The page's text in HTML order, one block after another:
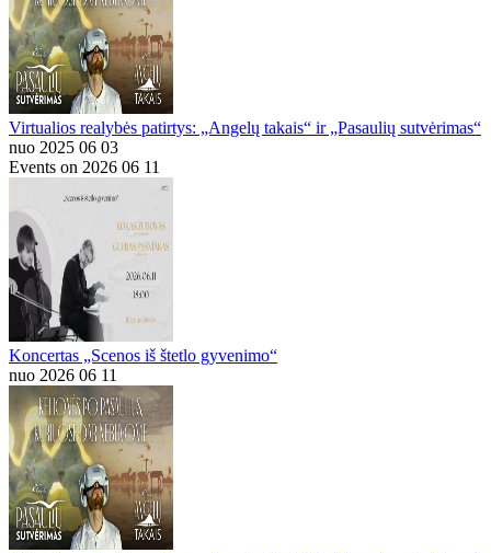
Virtualios realybės patirtys: „Angelų takais“ ir „Pasaulių sutvėrimas“
nuo 2025 06 03
Events on 2026 06 11
Koncertas „Scenos iš štetlo gyvenimo“
nuo 2026 06 11